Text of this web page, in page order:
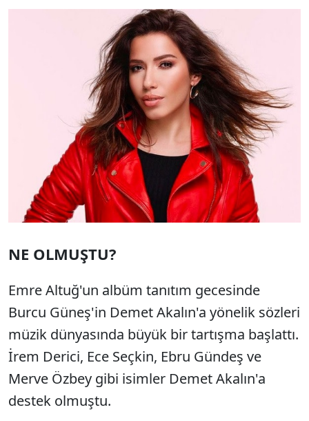
NE OLMUŞTU?
Emre Altuğ'un albüm tanıtım gecesinde
Burcu Güneş'in Demet Akalın'a yönelik sözleri
müzik dünyasında büyük bir tartışma başlattı.
İrem Derici, Ece Seçkin, Ebru Gündeş ve
Merve Özbey gibi isimler Demet Akalın'a
destek olmuştu.